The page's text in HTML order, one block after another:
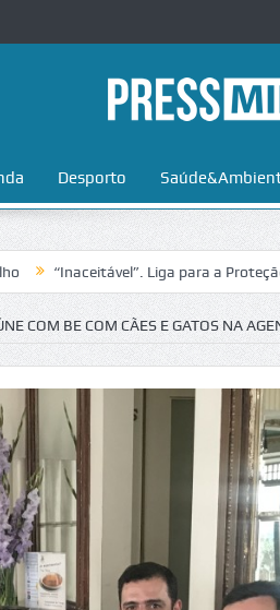
Desporto
Liga para a Proteção da
COM BE COM CÃES E GATOS NA